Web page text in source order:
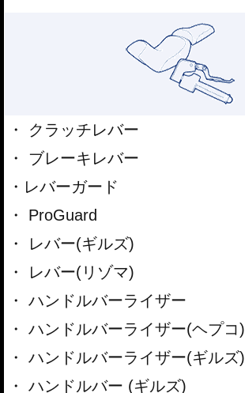
クラッチレバー
ブレーキレバー
レバーガード
ProGuard
レバー(ギルズ)
レバー(リゾマ)
ハンドルバーライザー
ハンドルバーライザー(ヘプコ)
ハンドルバーライザー(ギルズ)
ハンドルバー (ギルズ)